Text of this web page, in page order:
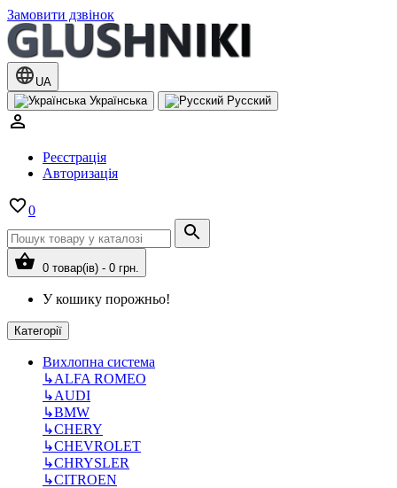
Замовити дзвінок
UA
Українська
Русский
Реєстрація
Авторизація
0
0 товар(ів) - 0 грн.
У кошику порожньо!
Категорії
Вихлопна система
↳ALFA ROMEO
↳AUDI
↳BMW
↳CHERY
↳CHEVROLET
↳CHRYSLER
↳CITROEN